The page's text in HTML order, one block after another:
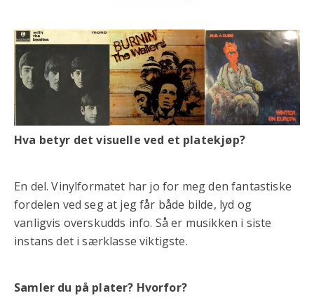
Hva betyr det visuelle ved et platekjøp?
En del. Vinylformatet har jo for meg den fantastiske
fordelen ved seg at jeg får både bilde, lyd og
vanligvis overskudds info. Så er musikken i siste
instans det i særklasse viktigste.
Samler du på plater? Hvorfor?